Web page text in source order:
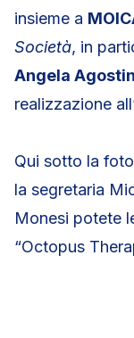
insieme a
Società, in
Angela
realizzazione
Qui sotto la
la segretaria
Monesi potete
“Octopus